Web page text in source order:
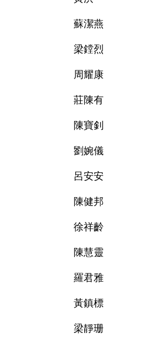
蘇潔燕
梁鏜烈
周耀
莊陳有
陳寶
劉
呂
陳
徐祥
陳
羅
黃
梁靜